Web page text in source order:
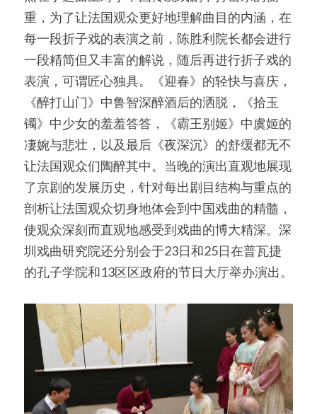
重，为了让法国观众更好地理解曲目的内涵，在
每一段折子戏的表演之前，陈胜利院长都会进行
一段精简但又丰富的解说，随后再进行折子戏的
表演，可谓匠心独具。《迎春》的轻快与喜庆，
《醉打山门》中鲁智深醉酒后的洒脱，《拾玉
镯》中少女的羞羞答答，《霸王别姬》中虞姬的
凄婉与悲壮，以及最后《夜深沉》的舒缓都无不
让法国观众们陶醉其中。当晚的演出直观地展现
了京剧的发展历史，针对每出剧目结构与重点的
剖析让法国观众切身地体会到中国戏曲的精髓，
使观众深刻而直观地感受到戏曲的博大精深。深
圳戏曲研究院还分别会于23日和25日在普瓦捷
的孔子学院和13区区政府的节日大厅举办演出。